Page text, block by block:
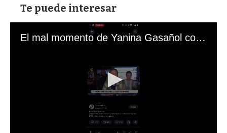
Te puede interesar
El mal momento de Yanina Gasañol con un hincha argentino en "Subrayado"